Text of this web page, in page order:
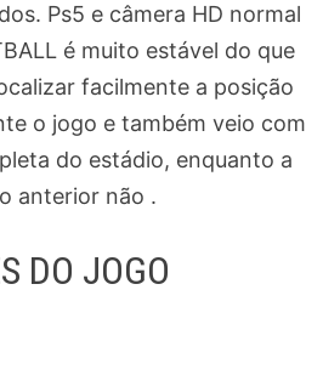
Ps5 e câmera HD normal
é muito estável do que
facilmente a posição
o jogo e também veio com
do estádio, enquanto a
anterior não .
DO JOGO